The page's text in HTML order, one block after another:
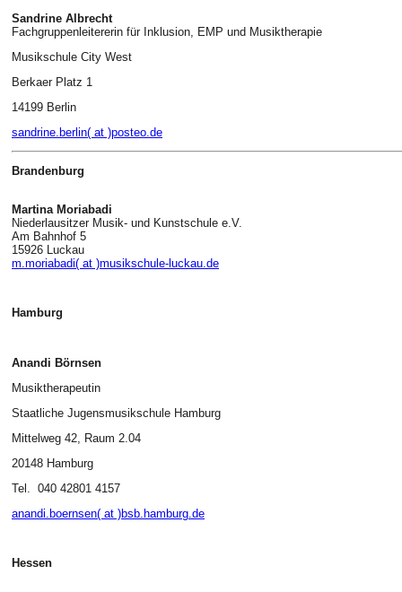
Sandrine Albrecht
Fachgruppenleitererin für Inklusion, EMP und Musiktherapie
Musikschule City West
Berkaer Platz 1
14199 Berlin
sandrine.berlin( at )posteo.de
Brandenburg
Martina Moriabadi
Niederlausitzer Musik- und Kunstschule e.V.
Am Bahnhof 5
15926 Luckau
m.moriabadi( at )musikschule-luckau.de
Hamburg
Anandi Börnsen
Musiktherapeutin
Staatliche Jugensmusikschule Hamburg
Mittelweg 42, Raum 2.04
20148 Hamburg
Tel. 040 42801 4157
anandi.boernsen( at )bsb.hamburg.de
Hessen